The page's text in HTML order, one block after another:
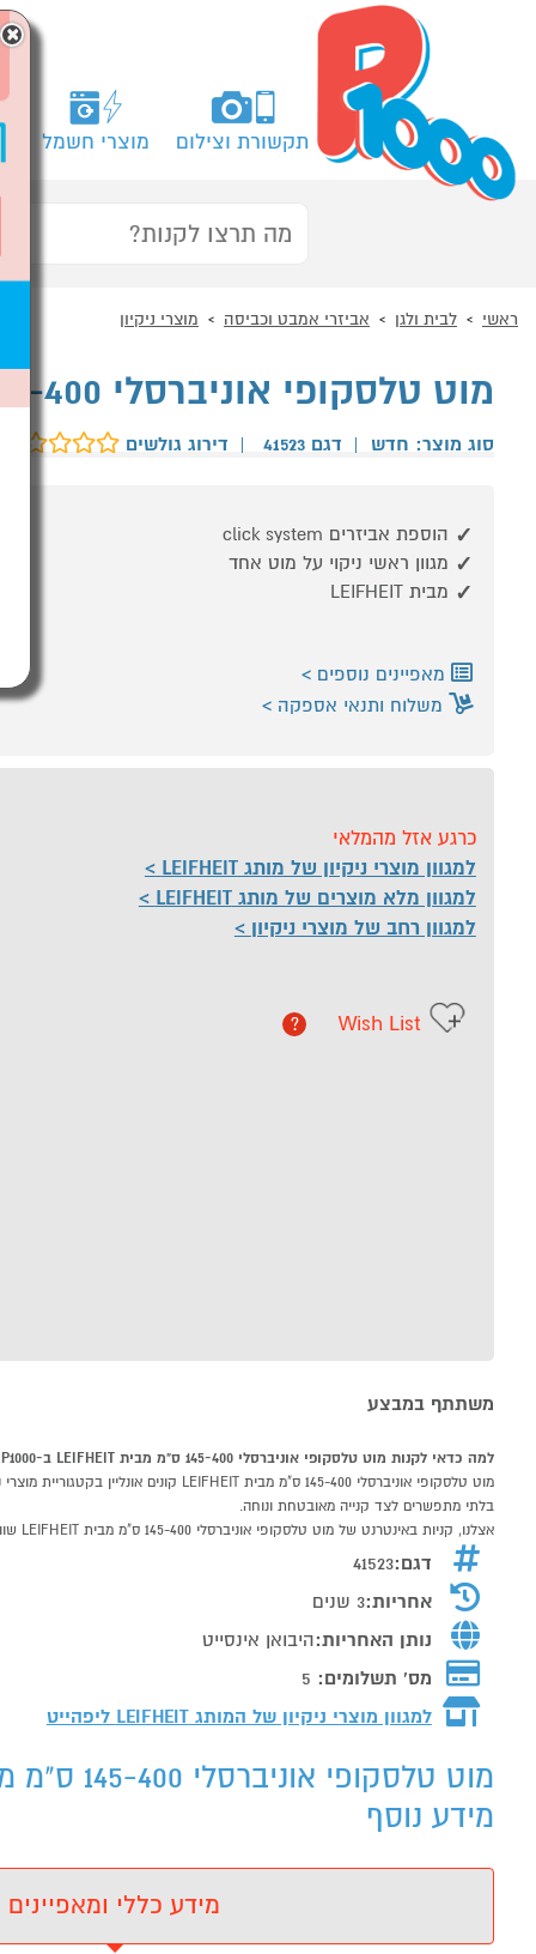
תקשורת וצילום מוצרי חשמל
ראשי לבית ולגן אביזרי אמבט וכביסה מוצרי ניקיון
מוט טלסקופי אוניברסלי 145-400 ס"מ מבית LEIFHEIT
סוג מוצר: חדש | דגם 41523 | דירוג גולשים
הוספת אביזרים click system
מגוון ראשי ניקוי על מוט אחד
מבית LEIFHEIT
מאפיינים נוספים
משלוח ותנאי אספקה
כרגע אזל מהמלאי
למגוון מוצרי ניקיון של מותג LEIFHEIT
למגוון מלא מוצרים של מותג LEIFHEIT
למגוון רחב של מוצרי ניקיון
Wish List
?
משתתף במבצע
למה כדאי לקנות מוט טלסקופי אוניברסלי 145-400 ס"מ מבית LEIFHEIT ב-P1000
בלתי מתפשרים לצד קנייה מאובטחת ונוחה.
אצלנו, קניות באינטרנט של מוט טלסקופי אוניברסלי 145-400 ס"מ מבית LEIFHEIT שוות לך פי אלף!
דגם:41523
אחריות:3 שנים
נותן האחריות:היבואן אינסייט
מס' תשלומים: 5
למגוון מוצרי ניקיון של המותגLEIFHEIT ליפהייט
מידע נוסף
מידע כללי ומאפיינים
×